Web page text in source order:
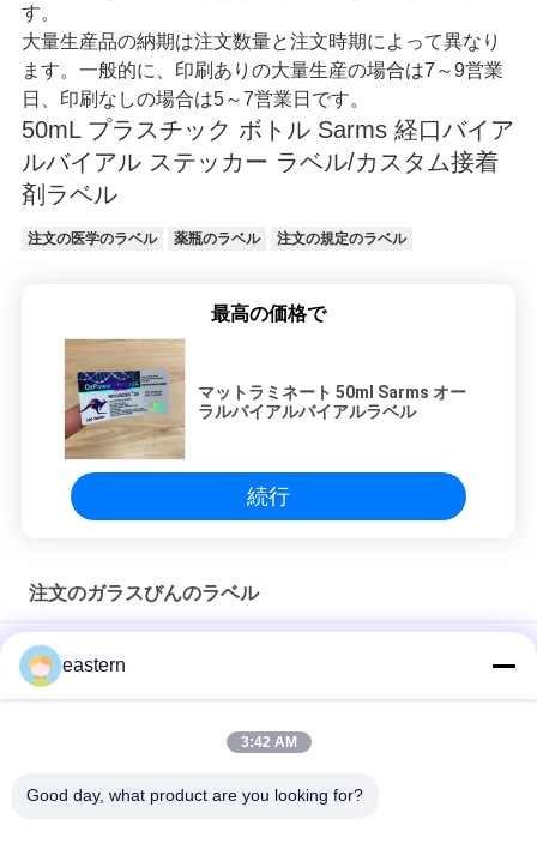
す。
大量生産品の納期は注文数量と注文時期によって異なり
ます。一般的に、印刷ありの大量生産の場合は7～9営業
日、印刷なしの場合は5～7営業日です。
50mL プラスチック ボトル Sarms 経口バイア
ルバイアル ステッカー ラベル/カスタム接着
剤ラベル
注文の医学のラベル 薬瓶のラベル 注文の規定のラベル
最高の価格で
マットラミネート 50ml Sarms オー
ラルバイアルバイアルラベル
続行
注文のガラスびんのラベル
Sus 250 10ml ガラスバイアルラベル
10mlボトルのための個別ラベル
HG H 100IU 10 バイアル ラベル ソマトロピン 1 バイアル ラベル
eastern
3:42 AM
Good day, what product are you looking for?